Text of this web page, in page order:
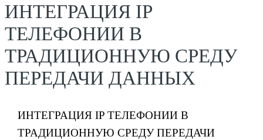
ИНТЕГРАЦИЯ IP
ТЕЛЕФОНИИ В
ТРАДИЦИОННУЮ СРЕДУ
ПЕРЕДАЧИ ДАННЫХ
ИНТЕГРАЦИЯ IP ТЕЛЕФОНИИ В
ТРАДИЦИОННУЮ СРЕДУ ПЕРЕДАЧИ